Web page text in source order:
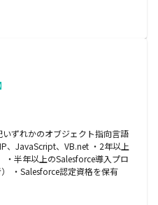
いずれかのオブジェクト指向言語
、JavaScript、VB.net ・2年以上
・半年以上のSalesforce導入プロ
・Salesforce認定資格を保有